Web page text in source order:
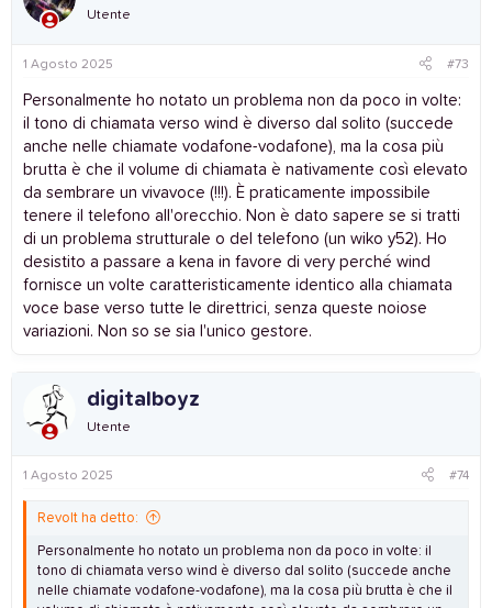
Utente
1 Agosto 2025 #73
Personalmente ho notato un problema non da poco in volte:
il tono di chiamata verso wind è diverso dal solito (succede
anche nelle chiamate vodafone-vodafone), ma la cosa più
brutta è che il volume di chiamata è nativamente così elevato
da sembrare un vivavoce (!!!). È praticamente impossibile
tenere il telefono all'orecchio. Non è dato sapere se si tratti
di un problema strutturale o del telefono (un wiko y52). Ho
desistito a passare a kena in favore di very perché wind
fornisce un volte caratteristicamente identico alla chiamata
voce base verso tutte le direttrici, senza queste noiose
variazioni. Non so se sia l'unico gestore.
digitalboyz
Utente
1 Agosto 2025 #74
Revolt ha detto:
Personalmente ho notato un problema non da poco in volte: il
tono di chiamata verso wind è diverso dal solito (succede anche
nelle chiamate vodafone-vodafone), ma la cosa più brutta è che il